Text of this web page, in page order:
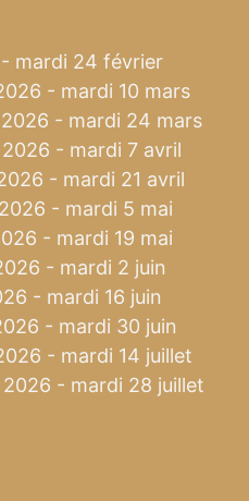
mardi 24 février
- mardi 10 mars
- mardi 24 mars
- mardi 7 avril
- mardi 21 avril
- mardi 5 mai
- mardi 19 mai
- mardi 2 juin
- mardi 16 juin
- mardi 30 juin
- mardi 14 juillet
- mardi 28 juillet